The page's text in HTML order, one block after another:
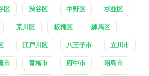
区 渋谷区 中野区 杉並区
荒川区 板橋区 練馬区
江戸川区 八王子市 立川市
市 青梅市 府中市 昭島市